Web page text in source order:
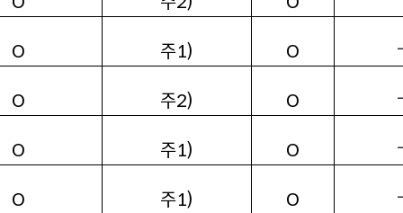
O 주1) O
O 주2) O
O 주1) O
O 주1) O